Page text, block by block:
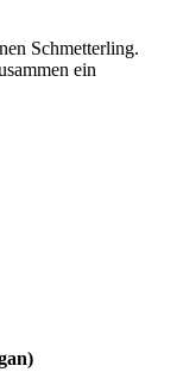
Schmetterling.
ein